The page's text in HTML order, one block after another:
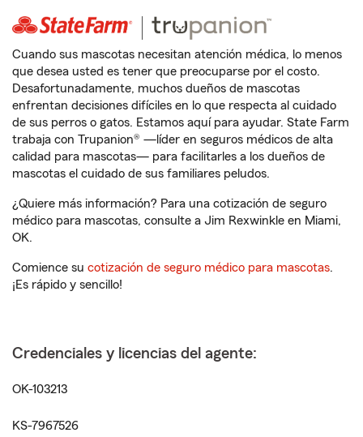
Cuando sus mascotas necesitan atención médica, lo menos
que desea usted es tener que preocuparse por el costo.
Desafortunadamente, muchos dueños de mascotas
enfrentan decisiones difíciles en lo que respecta al cuidado
de sus perros o gatos. Estamos aquí para ayudar. State Farm
trabaja con Trupanion® —líder en seguros médicos de alta
calidad para mascotas— para facilitarles a los dueños de
mascotas el cuidado de sus familiares peludos.
¿Quiere más información? Para una cotización de seguro
médico para mascotas, consulte a Jim Rexwinkle en Miami,
OK.
Comience su cotización de seguro médico para mascotas.
¡Es rápido y sencillo!
Credenciales y licencias del agente:
OK-103213
KS-7967526